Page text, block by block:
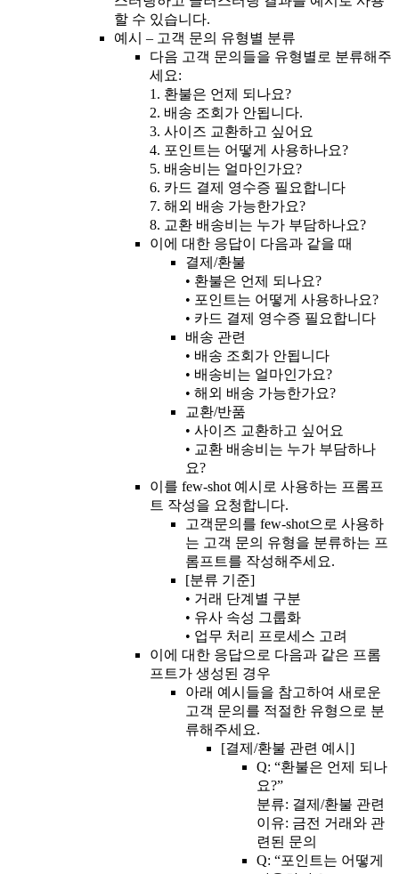
할 수 있습니다.
예시 – 고객 문의 유형별 분류
다음 고객 문의들을 유형별로 분류해주
세요:
1. 환불은 언제 되나요?
2. 배송 조회가 안됩니다.
3. 사이즈 교환하고 싶어요
4. 포인트는 어떻게 사용하나요?
5. 배송비는 얼마인가요?
6. 카드 결제 영수증 필요합니다
7. 해외 배송 가능한가요?
8. 교환 배송비는 누가 부담하나요?
이에 대한 응답이 다음과 같을 때
결제/환불
• 환불은 언제 되나요?
• 포인트는 어떻게 사용하나요?
• 카드 결제 영수증 필요합니다
배송 관련
• 배송 조회가 안됩니다
• 배송비는 얼마인가요?
• 해외 배송 가능한가요?
교환/반품
• 사이즈 교환하고 싶어요
• 교환 배송비는 누가 부담하나
요?
이를 few-shot 예시로 사용하는 프롬프
트 작성을 요청합니다.
고객문의를 few-shot으로 사용하
는 고객 문의 유형을 분류하는 프
롬프트를 작성해주세요.
[분류 기준]
• 거래 단계별 구분
• 유사 속성 그룹화
• 업무 처리 프로세스 고려
이에 대한 응답으로 다음과 같은 프롬
프트가 생성된 경우
아래 예시들을 참고하여 새로운
고객 문의를 적절한 유형으로 분
류해주세요.
[결제/환불 관련 예시]
Q: “환불은 언제 되나
요?”
분류: 결제/환불 관련
이유: 금전 거래와 관
련된 문의
Q: “포인트는 어떻게